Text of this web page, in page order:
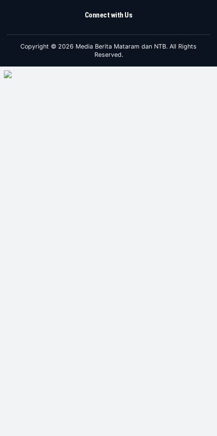
Connect with Us
Copyright © 2026 Media Berita Mataram dan NTB. All Rights
Reserved.